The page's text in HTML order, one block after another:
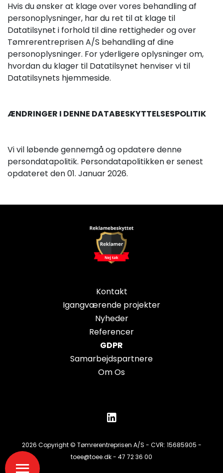
Hvis du ønsker at klage over vores behandling af
personoplysninger, har du ret til at klage til
Datatilsynet i forhold til dine rettigheder og over
Tømrerentreprisen A/S behandling af dine
personoplysninger. For yderligere oplysninger om,
hvordan du klager til Datatilsynet henviser vi til
Datatilsynets hjemmeside.
ÆNDRINGER I DENNE DATABESKYTTELSESPOLITIK
Vi vil løbende gennemgå og opdatere denne
persondatapolitik. Persondatapolitikken er senest
opdateret den 01. Januar 2026.
Kontakt
Igangværende projekter
Nyheder
Referencer
GDPR
Samarbejdspartnere
Om Os
2026 Copyright © Tømrerentreprisen A/S - CVR: 15685905 -
toee@toee.dk- 47 72 36 00